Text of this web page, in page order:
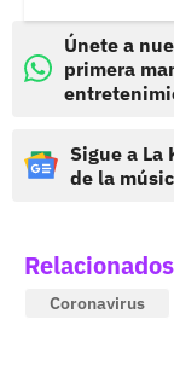
Únete a
primera
Sigue a La
de la
Relacionados
Coronavirus